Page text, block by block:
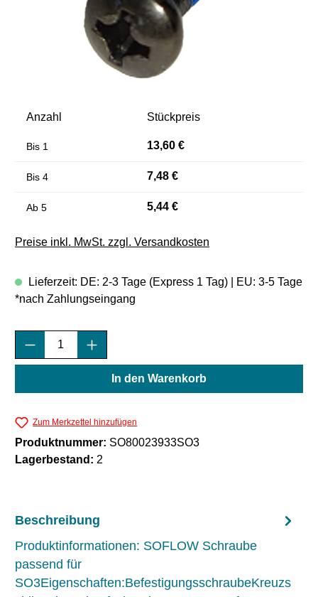
Anzahl Stückpreis
Bis 1 13,60 €
Bis 4 7,48 €
Ab 5 5,44 €
Preise inkl. MwSt. zzgl. Versandkosten
Lieferzeit: DE: 2-3 Tage (Express 1 Tag) | EU: 3-5 Tage
*nach Zahlungseingang
Produkt Anzahl: Gib den gewünschten
In den Warenkorb
Zum Merkzettel hinzufügen
Produktnummer: SO80023933SO3
Lagerbestand: 2
Beschreibung
Produktinformationen: SOFLOW Schraube
passend für
SO3Eigenschaften:BefestigungsschraubeKreuzs